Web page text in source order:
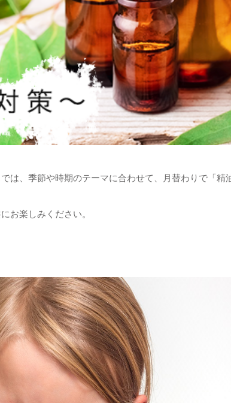
は、季節や時期のテーマに合わせて、月替わりで「精
お楽しみください。